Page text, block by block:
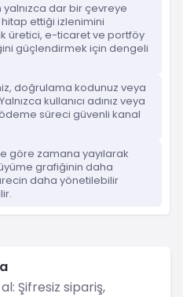
dar bir çevreye
ettiği izlenimini
üretici, e-ticaret ve portföy
güçlendirmek için dengeli
doğrulama kodunuz veya
kullanıcı adınız veya
süreci güvenli kanal
göre zamana yayılarak
grafiğinin daha
daha yönetilebilir
Şifresiz sipariş,